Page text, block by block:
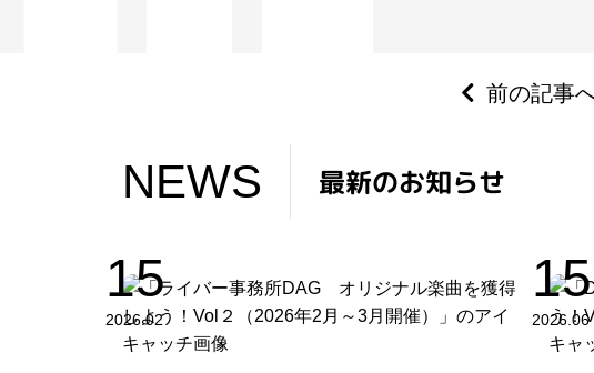
前の記事
NEWS 最新のお知らせ
15
2026.02
15
2026.06